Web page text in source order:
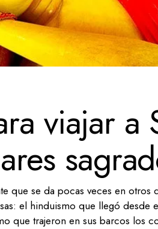
viajar a
que se da pocas veces en otros
el hinduismo que llegó desde
que trajeron en sus barcos los